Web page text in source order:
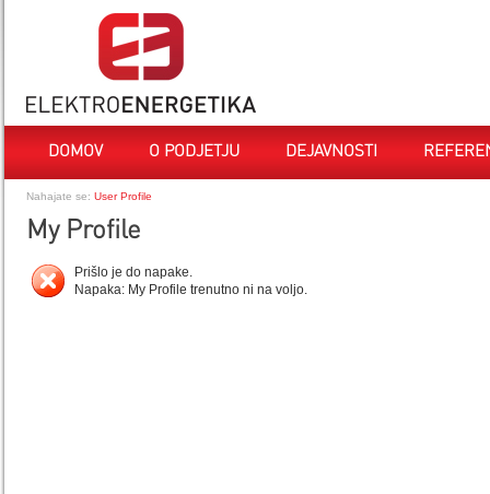
DOMOV O PODJETJU DEJAVNOSTI
Nahajate se: User Profile
My Profile
Prišlo je do napake.
Napaka: My Profile trenutno ni na voljo.